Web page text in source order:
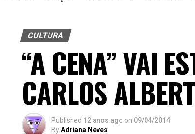
CULTURA
“A CENA” VAI
CARLOS
Published 12 anos ago on 09/04/2014
ByAdriana Neves